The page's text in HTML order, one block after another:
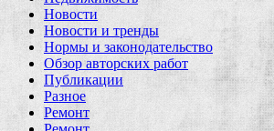
Новости
Новости и тренды
Нормы и законодательство
Обзор авторских работ
Публикации
Разное
Ремонт